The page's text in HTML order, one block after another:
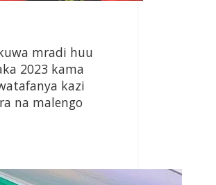
mradi huu
2023 kama
kazi
na malengo